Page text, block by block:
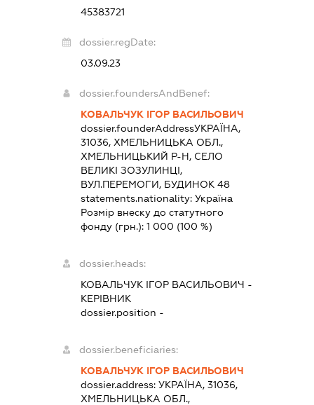
45383721
dossier.regDate:
03.09.23
dossier.foundersAndBenef:
КОВАЛЬЧУК ІГОР ВАСИЛЬОВИЧ
dossier.founderAddressУКРАЇНА,
31036, ХМЕЛЬНИЦЬКА ОБЛ.,
ХМЕЛЬНИЦЬКИЙ Р-Н, СЕЛО
ВЕЛИКІ ЗОЗУЛИНЦІ,
ВУЛ.ПЕРЕМОГИ, БУДИНОК 48
statements.nationality:Україна
Розмір внеску до статутного
фонду (грн.):1 000 (100 %)
dossier.heads:
КОВАЛЬЧУК ІГОР ВАСИЛЬОВИЧ -
КЕРІВНИК
dossier.position -
dossier.beneficiaries:
КОВАЛЬЧУК ІГОР ВАСИЛЬОВИЧ
dossier.address:УКРАЇНА, 31036,
ХМЕЛЬНИЦЬКА ОБЛ.,